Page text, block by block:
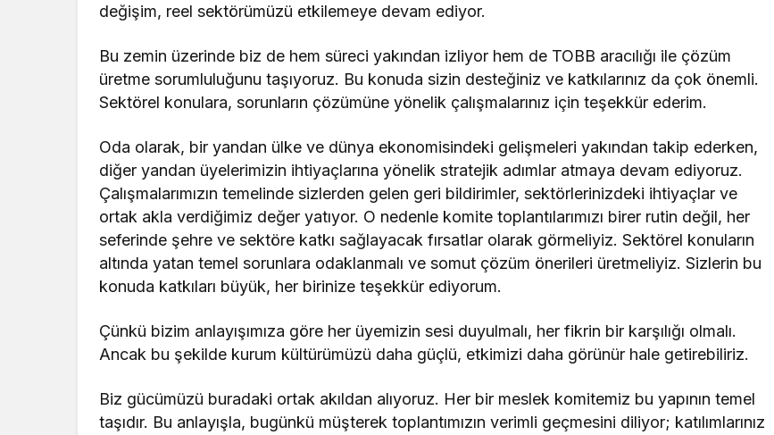
değişim, reel sektörümüzü etkilemeye devam ediyor.
Bu zemin üzerinde biz de hem süreci yakından izliyor hem de TOBB aracılığı ile çözüm
üretme sorumluluğunu taşıyoruz. Bu konuda sizin desteğiniz ve katkılarınız da çok önemli.
Sektörel konulara, sorunların çözümüne yönelik çalışmalarınız için teşekkür ederim.
Oda olarak, bir yandan ülke ve dünya ekonomisindeki gelişmeleri yakından takip ederken,
diğer yandan üyelerimizin ihtiyaçlarına yönelik stratejik adımlar atmaya devam ediyoruz.
Çalışmalarımızın temelinde sizlerden gelen geri bildirimler, sektörlerinizdeki ihtiyaçlar ve
ortak akla verdiğimiz değer yatıyor. O nedenle komite toplantılarımızı birer rutin değil, her
seferinde şehre ve sektöre katkı sağlayacak fırsatlar olarak görmeliyiz. Sektörel konuların
altında yatan temel sorunlara odaklanmalı ve somut çözüm önerileri üretmeliyiz. Sizlerin bu
konuda katkıları büyük, her birinize teşekkür ediyorum.
Çünkü bizim anlayışımıza göre her üyemizin sesi duyulmalı, her fikrin bir karşılığı olmalı.
Ancak bu şekilde kurum kültürümüzü daha güçlü, etkimizi daha görünür hale getirebiliriz.
Biz gücümüzü buradaki ortak akıldan alıyoruz. Her bir meslek komitemiz bu yapının temel
taşıdır. Bu anlayışla, bugünkü müşterek toplantımızın verimli geçmesini diliyor; katılımlarınız